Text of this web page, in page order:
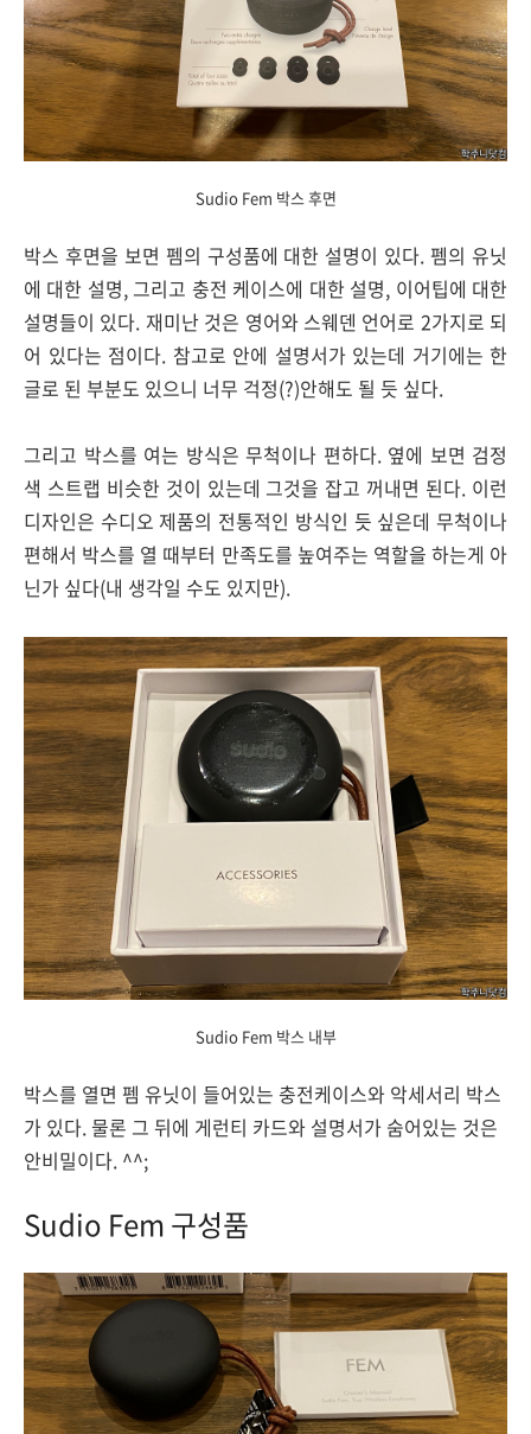
Sudio Fem 박스 후면
박스 후면을 보면 펨의 구성품에 대한 설명이 있다. 펨의 유닛
에 대한 설명, 그리고 충전 케이스에 대한 설명, 이어팁에 대한
설명들이 있다. 재미난 것은 영어와 스웨덴 언어로 2가지로 되
어 있다는 점이다. 참고로 안에 설명서가 있는데 거기에는 한
글로 된 부분도 있으니 너무 걱정(?)안해도 될 듯 싶다.
그리고 박스를 여는 방식은 무척이나 편하다. 옆에 보면 검정
색 스트랩 비슷한 것이 있는데 그것을 잡고 꺼내면 된다. 이런
디자인은 수디오 제품의 전통적인 방식인 듯 싶은데 무척이나
편해서 박스를 열 때부터 만족도를 높여주는 역할을 하는게 아
닌가 싶다(내 생각일 수도 있지만).
Sudio Fem 박스 내부
박스를 열면 펨 유닛이 들어있는 충전케이스와 악세서리 박스
가 있다. 물론 그 뒤에 게런티 카드와 설명서가 숨어있는 것은
안비밀이다. ^^;
Sudio Fem 구성품